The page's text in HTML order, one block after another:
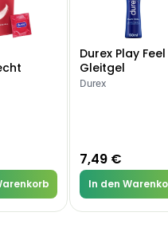
Durex Play Feel
Gleitgel
Durex
7,49 €
In den